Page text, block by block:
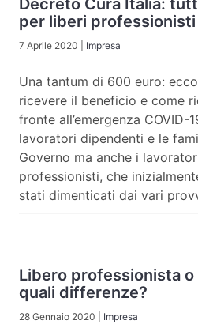
per liberi professionisti
7 Aprile 2020 Impresa
Una tantum di 600 euro:
ricevere il beneficio e come
fronte all’emergenza
lavoratori dipendenti e le
Governo ma anche i
professionisti, che
stati dimenticati dai vari
Libero professionista
quali differenze?
28 Gennaio 2020 Impresa